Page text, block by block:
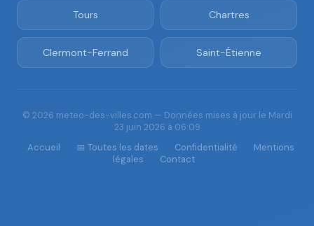
Tours Chartres
Clermont-Ferrand Saint-Étienne
© 2026 meteo-des-villes.com — Données mises à jour le Mardi
23 juin 2026 à 06:09
Accueil
📅 Toutes les dates Confidentialité
Mentions
légales
Contact